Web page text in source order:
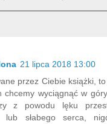
21 lipca 2018 13:00
przez Ciebie książki,
chcemy wyciągnąć w
z powodu lęku
lub słabego serca,